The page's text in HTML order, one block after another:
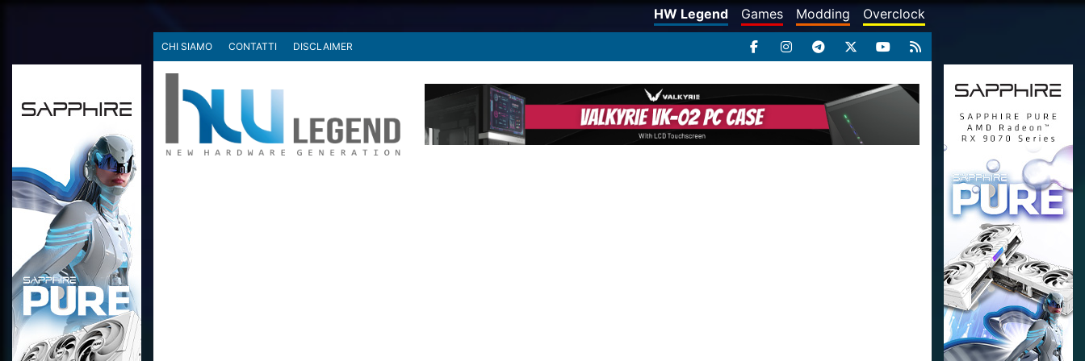
HW Legend Games Modding Overclock
CHI SIAMO CONTATTI DISCLAIMER